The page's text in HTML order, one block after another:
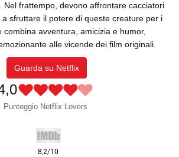
Nel frattempo, devono affrontare cacciatori
sfruttare il potere di queste creature per i
combina avventura, amicizia e humor,
alle vicende dei film originali.
Guarda su Netflix
Punteggio Netflix Lovers